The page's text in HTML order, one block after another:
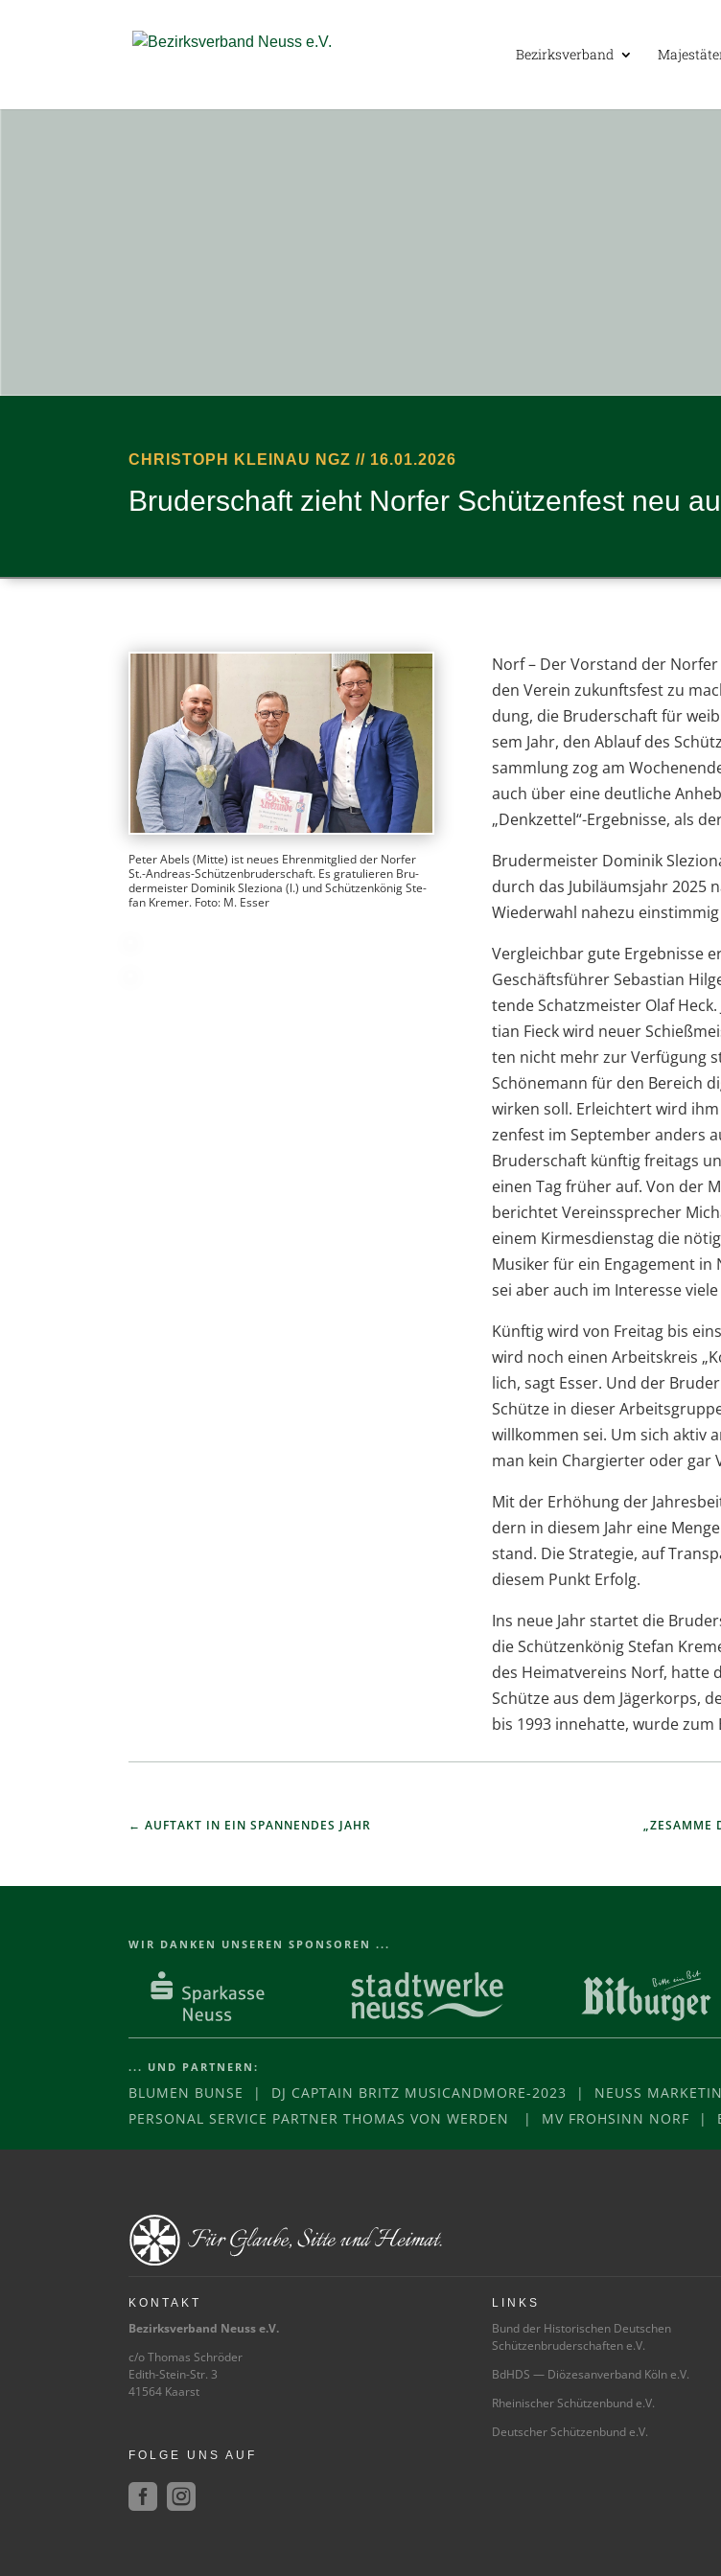
Bezirks­ver­band
CHRIS­TOPH KLEINAU NGZ // 16.01.2026
Bru­der­schaft zieht Nor­fer Schüt­zen­fest neu
Peter Abels (Mitte) ist neues Ehren­mit­glied der Nor­fer
St.-Andreas-Schützenbruderschaft. Es gra­tu­lie­ren Bru­
der­meis­ter Domi­nik Sle­ziona (l.) und Schüt­zen­kö­nig Ste­
fan Kre­mer. Foto: M. Esser
Norf – Der Vor­stand der
den Ver­ein zukunfts­fest zu
dung, die Bru­der­schaft für
sem Jahr, den Ablauf des
samm­lung zog am
auch über eine deut­li­che
„Denkzettel“-Ergebnisse, als
Bru­der­meis­ter Domi­nik
durch das Jubi­lä­ums­jahr 2025
Wie­der­wahl nahezu
Ver­gleich­bar gute Ergeb­nisse
Geschäfts­füh­rer Sebas­tian
tende Schatz­meis­ter Olaf
tian Fieck wird neuer
ten nicht mehr zur Ver­fü­gung
Schö­ne­mann für den Bereich
wir­ken soll. Erleich­tert wird
zen­fest im Sep­tem­ber anders
Bru­der­schaft künf­tig frei­tags
einen Tag frü­her auf. Von der
berich­tet Ver­eins­spre­cher
einem Kir­mes­diens­tag die
Musi­ker für ein Enga­ge­ment in
sei aber auch im Inter­esse
Künf­tig wird von Frei­tag bis
wird noch einen Arbeits­kreis
lich, sagt Esser. Und der
Schütze in die­ser
will­kom­men sei. Um sich aktiv
man kein Char­gier­ter oder gar
Mit der Erhö­hung der
dern in die­sem Jahr eine
stand. Die Stra­te­gie, auf
die­sem Punkt Erfolg.
Ins neue Jahr star­tet die
die Schüt­zen­kö­nig Ste­fan
des Hei­mat­ver­eins Norf, hatte
Schütze aus dem Jäger­korps,
bis 1993 inne­hatte, wurde
„ZESAMME
AUFTAKT IN EIN SPANNENDES JAHR
WIR DANKEN UNSEREN SPONSOREN ...
... UND PARTNERN:
BLUMEN BUNSE | DJ CAPTAIN BRITZ MUSICANDMORE-2023 | NEUSS
PERSONAL SERVICE PARTNER THOMAS VON WERDEN | MV FROHSINN NORF
KONTAKT
Bezirksverband Neuss e.V.
c/o Thomas Schröder
Edith-Stein-Str. 3
41564 Kaarst
FOLGE UNS AUF
 
LINKS
Bund der Historischen Deutschen
Schützenbruderschaften e.V.
BdHDS — Diözesanverband Köln e.V.
Rheinischer Schützenbund e.V.
Deutscher Schützenbund e.V.